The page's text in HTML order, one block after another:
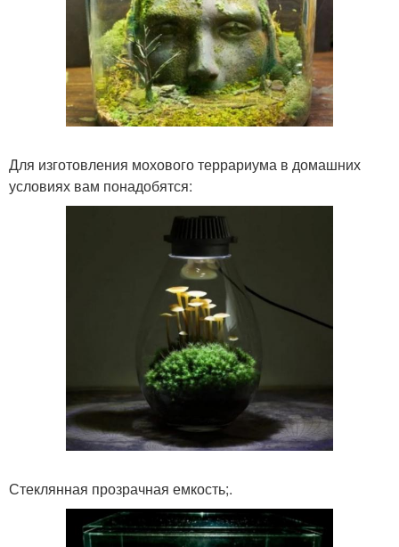
Для изготовления мохового террариума в домашних
условиях вам понадобятся:
Стеклянная прозрачная емкость;.